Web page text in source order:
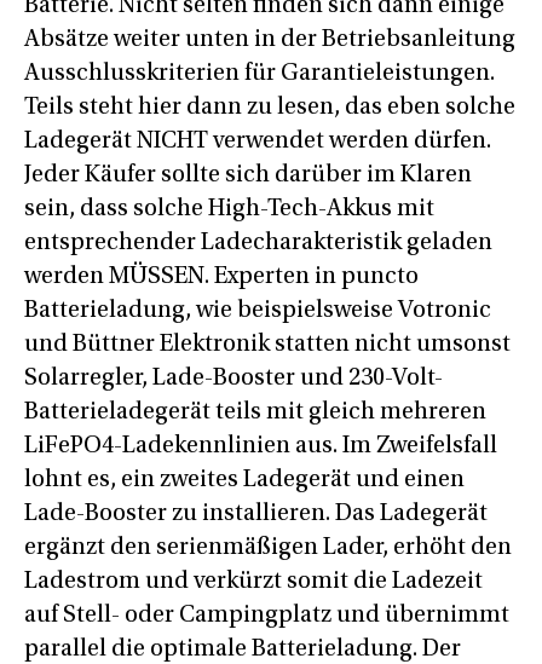
Batterie. Nicht selten finden sich dann einige
Absätze weiter unten in der Betriebsanleitung
Ausschlusskriterien für Garantieleistungen.
Teils steht hier dann zu lesen, das eben solche
Ladegerät NICHT verwendet werden dürfen.
Jeder Käufer sollte sich darüber im Klaren
sein, dass solche High-Tech-Akkus mit
entsprechender Ladecharakteristik geladen
werden MÜSSEN. Experten in puncto
Batterieladung, wie beispielsweise Votronic
und Büttner Elektronik statten nicht umsonst
Solarregler, Lade-Booster und 230-Volt-
Batterieladegerät teils mit gleich mehreren
LiFePO4-Ladekennlinien aus. Im Zweifelsfall
lohnt es, ein zweites Ladegerät und einen
Lade-Booster zu installieren. Das Ladegerät
ergänzt den serienmäßigen Lader, erhöht den
Ladestrom und verkürzt somit die Ladezeit
auf Stell- oder Campingplatz und übernimmt
parallel die optimale Batterieladung. Der